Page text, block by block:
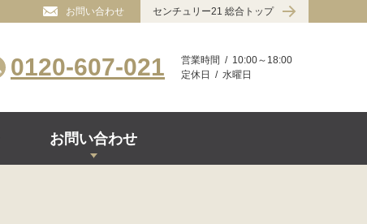
お問い合わせ センチュリー21 総合トップ
0120-607-021 営業時間
10:00～18:00
定休日
水曜日
お問い合わせ